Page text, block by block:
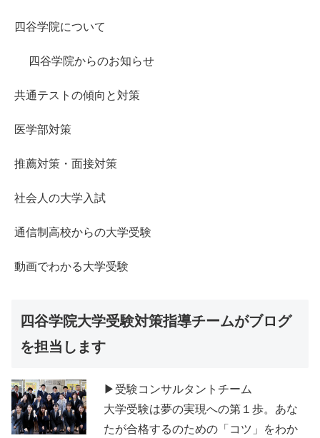
四谷学院について
四谷学院からのお知らせ
共通テストの傾向と対策
医学部対策
推薦対策・面接対策
社会人の大学入試
通信制高校からの大学受験
動画でわかる大学受験
四谷学院大学受験対策指導チームがブログ
を担当します
▶受験コンサルタントチーム
大学受験は夢の実現への第１歩。あな
たが合格するのための「コツ」をわか